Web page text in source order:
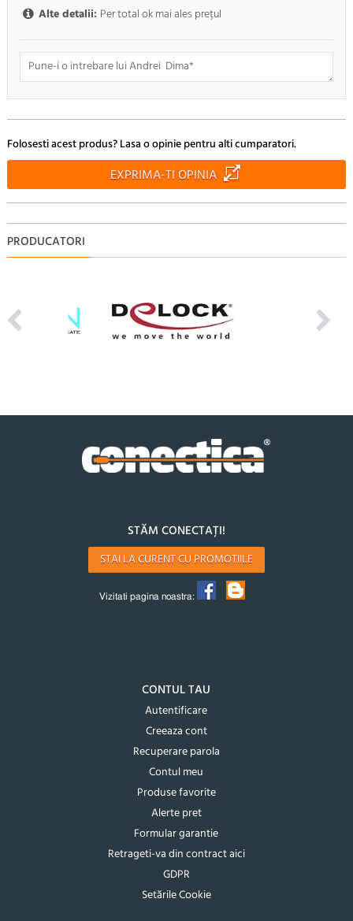
Alte detalii: Per total ok mai ales prețul
RENUNTA
TRIMITE
Folosesti acest produs? Lasa o opinie pentru alti cumparatori.
EXPRIMA-TI OPINIA
PRODUCATORI
STĂM CONECTAȚI!
STAI LA CURENT CU PROMOTIILE
Vizitati pagina noastra:
CONTUL TAU
Autentificare
Creeaza cont
Recuperare parola
Contul meu
Produse favorite
Alerte pret
Formular garantie
Retrageti-va din contract aici
GDPR
Setările Cookie